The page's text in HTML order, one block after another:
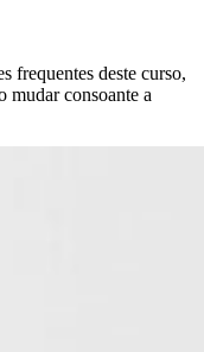
frequentes deste curso,
mudar consoante a